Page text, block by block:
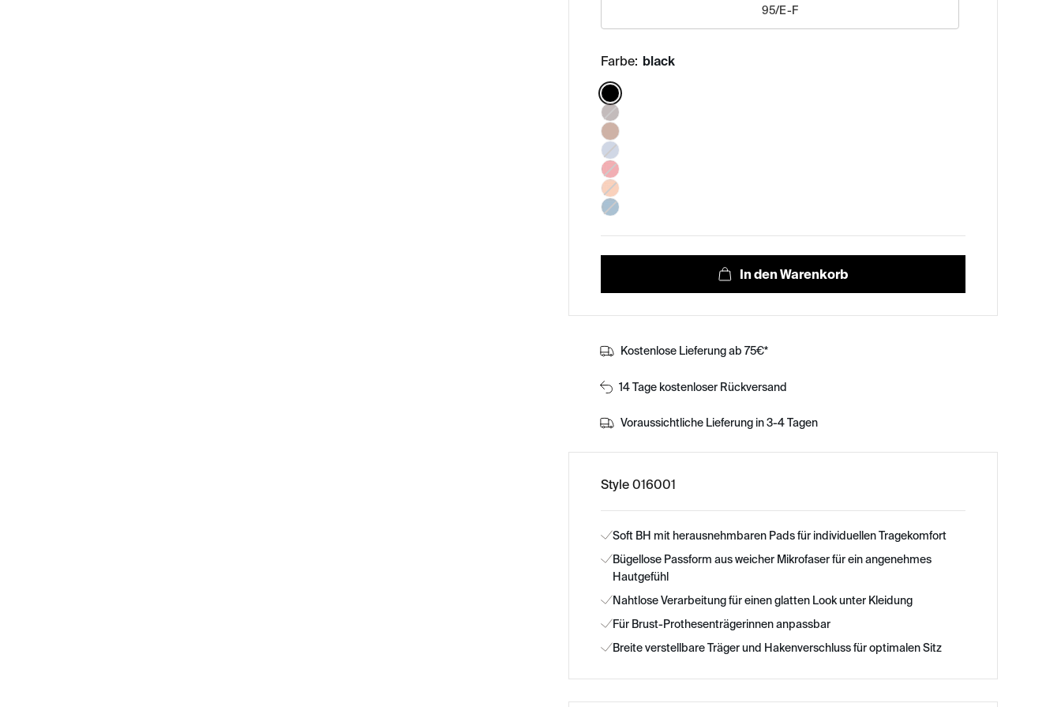
95/E-F
Farbe: black
Color:
Kostenlose Lieferung ab 75€*
14 Tage kostenloser Rückversand
Voraussichtliche Lieferung in 3-4 Tagen
Style 016001
Soft BH mit herausnehmbaren Pads für individuellen Tragekomfort
Bügellose Passform aus weicher Mikrofaser für ein angenehmes
Hautgefühl
Nahtlose Verarbeitung für einen glatten Look unter Kleidung
Für Brust-Prothesenträgerinnen anpassbar
Breite verstellbare Träger und Hakenverschluss für optimalen Sitz